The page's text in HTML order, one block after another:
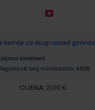
kemije za drugi razred
Kovačević
Registarski broj ministarstva: 6508
CIJENA: 21,00 €